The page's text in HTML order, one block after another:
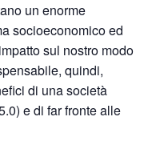
un enorme
socioeconomico ed
sul nostro modo
quindi,
di una società
e di far fronte alle